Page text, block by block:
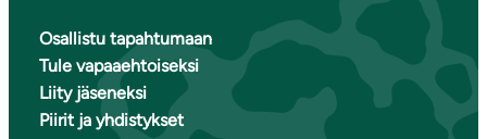
Osallistu tapahtumaan
Tule vapaaehtoiseksi
Liity jäseneksi
Piirit ja yhdistykset